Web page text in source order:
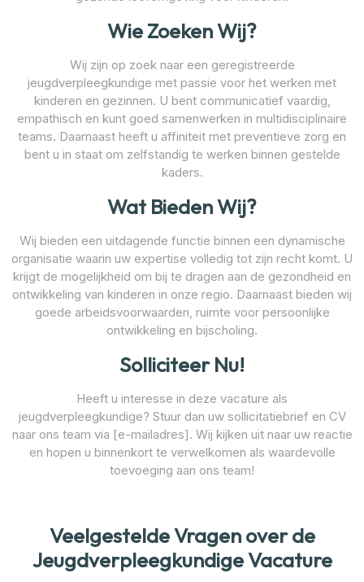
Wie Zoeken Wij?
Wij zijn op zoek naar een geregistreerde
jeugdverpleegkundige met passie voor het werken met
kinderen en gezinnen. U bent communicatief vaardig,
empathisch en kunt goed samenwerken in multidisciplinaire
teams. Daarnaast heeft u affiniteit met preventieve zorg en
bent u in staat om zelfstandig te werken binnen gestelde
kaders.
Wat Bieden Wij?
Wij bieden een uitdagende functie binnen een dynamische
organisatie waarin uw expertise volledig tot zijn recht komt. U
krijgt de mogelijkheid om bij te dragen aan de gezondheid en
ontwikkeling van kinderen in onze regio. Daarnaast bieden wij
goede arbeidsvoorwaarden, ruimte voor persoonlijke
ontwikkeling en bijscholing.
Solliciteer Nu!
Heeft u interesse in deze vacature als
jeugdverpleegkundige? Stuur dan uw sollicitatiebrief en CV
naar ons team via [e-mailadres]. Wij kijken uit naar uw reactie
en hopen u binnenkort te verwelkomen als waardevolle
toevoeging aan ons team!
Veelgestelde Vragen over de
Jeugdverpleegkundige Vacature